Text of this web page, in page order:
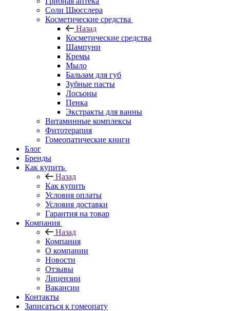
Соли Шюсслера
Косметические средства
Назад
Косметические средства
Шампуни
Кремы
Мыло
Бальзам для губ
Зубные пасты
Лосьоны
Пенка
Экстракты для ванны
Витаминные комплексы
Фитотерапия
Гомеопатические книги
Блог
Бренды
Как купить
Назад
Как купить
Условия оплаты
Условия доставки
Гарантия на товар
Компания
Назад
Компания
О компании
Новости
Отзывы
Лицензии
Вакансии
Контакты
Записаться к гомеопату